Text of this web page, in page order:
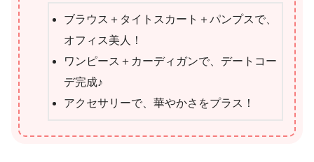
ブラウス＋タイトスカート＋パンプスで、
オフィス美人！
ワンピース＋カーディガンで、デートコー
デ完成♪
アクセサリーで、華やかさをプラス！